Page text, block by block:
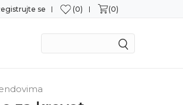
Mogućnost zamene u roku od 14 dana
se 0 0